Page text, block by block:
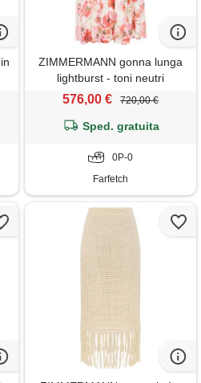
ZIMMERMANN gonna lunga
lightburst - toni neutri
576,00 € 720,00 €
Sped. gratuita
0P-0
Farfetch